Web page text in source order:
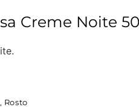
Creme Noite
, Rosto